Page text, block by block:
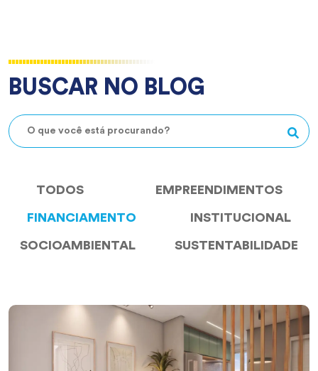
BUSCAR NO BLOG
TODOS EMPREENDIMENTOS
FINANCIAMENTO INSTITUCIONAL
SOCIOAMBIENTAL SUSTENTABILIDADE